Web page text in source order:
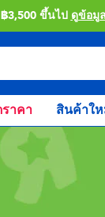
3,500 ขึ้นไป ดูข้อมู
าคา สินค้าใ